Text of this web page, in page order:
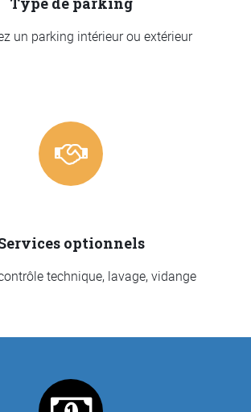
un parking intérieur ou extérieur
optionnels
technique, lavage, vidange